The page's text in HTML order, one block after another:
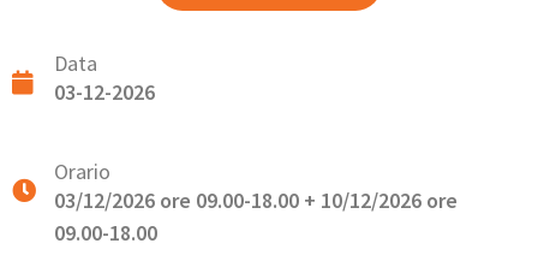
Data
03-12-2026
Orario
03/12/2026 ore 09.00-18.00 + 10/12/2026 ore
09.00-18.00